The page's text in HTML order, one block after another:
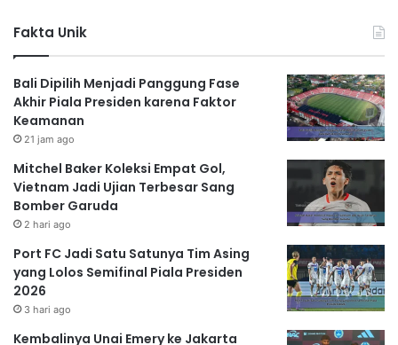
Fakta Unik
Bali Dipilih Menjadi Panggung Fase
Akhir Piala Presiden karena Faktor
Keamanan
21 jam ago
Mitchel Baker Koleksi Empat Gol,
Vietnam Jadi Ujian Terbesar Sang
Bomber Garuda
2 hari ago
Port FC Jadi Satu Satunya Tim Asing
yang Lolos Semifinal Piala Presiden
2026
3 hari ago
Kembalinya Unai Emery ke Jakarta